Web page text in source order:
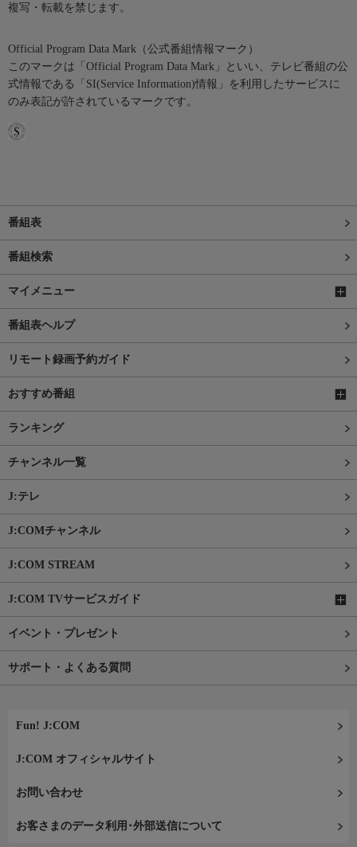
複写・転載を禁じます。
Official Program Data Mark（公式番組情報マーク）
このマークは「Official Program Data Mark」といい、テレビ番組の公
式情報である「SI(Service Information)情報」を利用したサービスに
のみ表記が許されているマークです。
番組表
番組検索
マイメニュー
番組表ヘルプ
リモート録画予約ガイド
おすすめ番組
ランキング
チャンネル一覧
J:テレ
J:COMチャンネル
J:COM STREAM
J:COM TVサービスガイド
イベント・プレゼント
サポート・よくある質問
Fun! J:COM
J:COM オフィシャルサイト
お問い合わせ
お客さまのデータ利用･外部送信について